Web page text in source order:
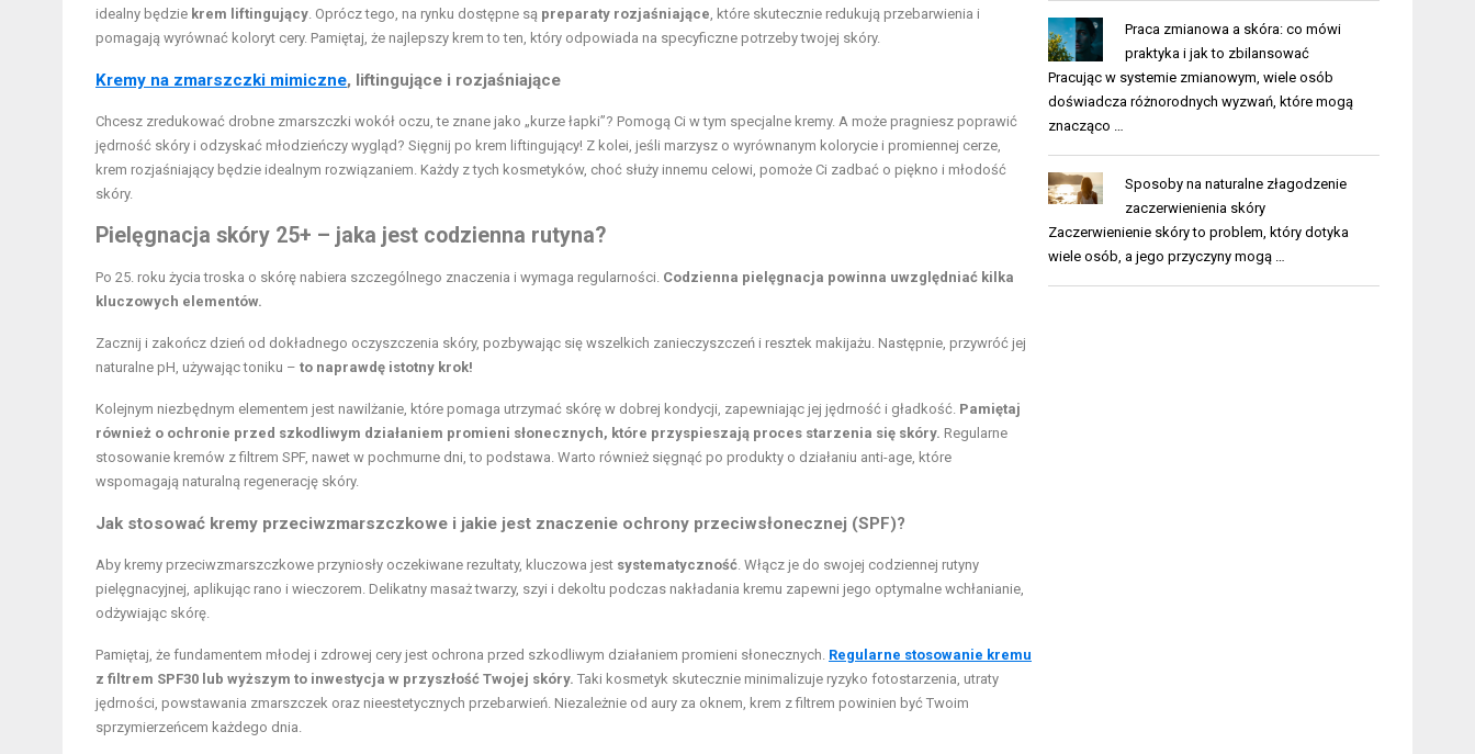
idealny będzie krem liftingujący. Oprócz tego, na rynku dostępne są preparaty rozjaśniające, które skutecznie redukują przebarwienia i
pomagają wyrównać koloryt cery. Pamiętaj, że najlepszy krem to ten, który odpowiada na specyficzne potrzeby twojej skóry.
Kremy na zmarszczki mimiczne, liftingujące i rozjaśniające
Chcesz zredukować drobne zmarszczki wokół oczu, te znane jako „kurze łapki”? Pomogą Ci w tym specjalne kremy. A może pragniesz poprawić
jędrność skóry i odzyskać młodzieńczy wygląd? Sięgnij po krem liftingujący! Z kolei, jeśli marzysz o wyrównanym kolorycie i promiennej cerze,
krem rozjaśniający będzie idealnym rozwiązaniem. Każdy z tych kosmetyków, choć służy innemu celowi, pomoże Ci zadbać o piękno i młodość
skóry.
Pielęgnacja skóry 25+ – jaka jest codzienna rutyna?
Po 25. roku życia troska o skórę nabiera szczególnego znaczenia i wymaga regularności. Codzienna pielęgnacja powinna uwzględniać kilka
kluczowych elementów.
Zacznij i zakończ dzień od dokładnego oczyszczenia skóry, pozbywając się wszelkich zanieczyszczeń i resztek makijażu. Następnie, przywróć jej
naturalne pH, używając toniku – to naprawdę istotny krok!
Kolejnym niezbędnym elementem jest nawilżanie, które pomaga utrzymać skórę w dobrej kondycji, zapewniając jej jędrność i gładkość. Pamiętaj
również o ochronie przed szkodliwym działaniem promieni słonecznych, które przyspieszają proces starzenia się skóry. Regularne
stosowanie kremów z filtrem SPF, nawet w pochmurne dni, to podstawa. Warto również sięgnąć po produkty o działaniu anti-age, które
wspomagają naturalną regenerację skóry.
Jak stosować kremy przeciwzmarszczkowe i jakie jest znaczenie ochrony przeciwsłonecznej (SPF)?
Aby kremy przeciwzmarszczkowe przyniosły oczekiwane rezultaty, kluczowa jest systematyczność. Włącz je do swojej codziennej rutyny
pielęgnacyjnej, aplikując rano i wieczorem. Delikatny masaż twarzy, szyi i dekoltu podczas nakładania kremu zapewni jego optymalne wchłanianie,
odżywiając skórę.
Pamiętaj, że fundamentem młodej i zdrowej cery jest ochrona przed szkodliwym działaniem promieni słonecznych. Regularne stosowanie kremu
z filtrem SPF30 lub wyższym to inwestycja w przyszłość Twojej skóry. Taki kosmetyk skutecznie minimalizuje ryzyko fotostarzenia, utraty
jędrności, powstawania zmarszczek oraz nieestetycznych przebarwień. Niezależnie od aury za oknem, krem z filtrem powinien być Twoim
sprzymierzeńcem każdego dnia.
Praca zmianowa a skóra: co mówi
praktyka i jak to zbilansować
Pracując w systemie zmianowym, wiele osób
doświadcza różnorodnych wyzwań, które mogą
znacząco …
Sposoby na naturalne złagodzenie
zaczerwienienia skóry
Zaczerwienienie skóry to problem, który dotyka
wiele osób, a jego przyczyny mogą …